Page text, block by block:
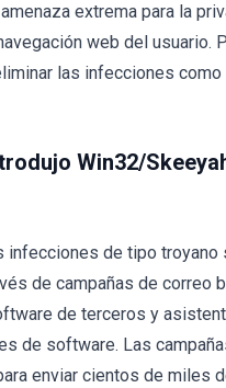
extrema para la
web del usuario.
las infecciones como
Win32/
infecciones de tipo troyano
de campañas de correo
de terceros y
de software. Las
enviar cientos de miles